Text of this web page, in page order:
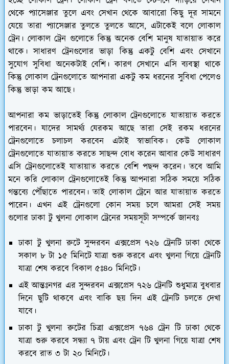
থেকে প্যাসেঞ্জার তুলে এবং সেখান থেকে আবারো কিছু দূর সামনে
যেয়ে তারা প্যাসেঞ্জার তুলতে তুলতে আসে, এটাকেই বলে লোকাল
ট্রেন। লোকাল ট্রেন গুলোতে কিন্তু অনেক বেশি মানুষ যাতায়াত করে
থাকে। সাধারণ ট্রেনগুলোর ভাড়া কিন্তু একটু বেশি এবং সেখানে
সুযোগ সুবিধা অনেকটাই বেশি। কারণ সেখানে এসি ব্যবস্থা থাকে
কিন্তু লোকাল ট্রেনগুলোতে আপনারা একটু কম ধরনের সুবিধা পেলেও
কিন্তু ভাড়া কম আছে।
আপনারা কম ভাড়াতেই কিন্তু লোকাল ট্রেনগুলোতে যাতায়াত করতে
পারবেন। যাদের সামর্থ্য যেরকম আছে তারা সেই রকম ধরনের
ট্রেনগুলোতে চলাচল করবেন এটাই স্বাভাবিক। কেউ লোকাল
ট্রেনগুলোতে যাতায়াত করতে সাছন্দ বোধ করেন আবার কেউ সাধারণ
এসি ট্রেনগুলোতেই যাতায়াত করতে বেশি পছন্দ করেন। তবে আমি
মনে করি লোকাল ট্রেনগুলোতেই কিন্তু আপনারা সঠিক সময়ে সঠিক
গন্তব্যে পৌঁছাতে পারবেন। তাই লোকাল ট্রেনে আর যাতায়াত করতে
পারেন। এখন এই ট্রেনগুলো কোন সময় চলে আমরা সেই সময়
গুলোর ঢাকা টু খুলনা লোকাল ট্রেনের সময়সূচী সম্পর্কে জানবঃ
ঢাকা টু খুলনা রুটে সুন্দরবন এক্সপ্রেস ৭২৬ ট্রেনটি ঢাকা থেকে
সকাল ৮ টা ১৫ মিনিটে যাত্রা শুরু করবে এবং খুলনা গিয়ে ট্রেনটি
যাত্রা শেষ করবে বিকাল ৫ঃ৪০ মিনিটে।
এই আন্তঃনগর এর সুন্দরবন এক্সপ্রেস ৭২৬ ট্রেনটি শুধুমাত্র বুধবার
দিনে ছুটি থাকবে এবং বাকি ছয় দিন এই ট্রেনটি চলতে দেখা
যাবে।
ঢাকা টু খুলনা রুটের চিত্রা এক্সপ্রেস ৭৬৪ ট্রেন টি ঢাকা থেকে
যাত্রা শুরু করবে সন্ধ্যা ৭ টায় এবং ট্রেন টি খুলনা গিয়ে যাত্রা শেষ
করবে রাত ৩ টা ২০ মিনিটে।